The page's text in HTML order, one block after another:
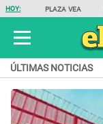
HOY: PLAZA VEA
ÚLTIMAS NOTICIAS